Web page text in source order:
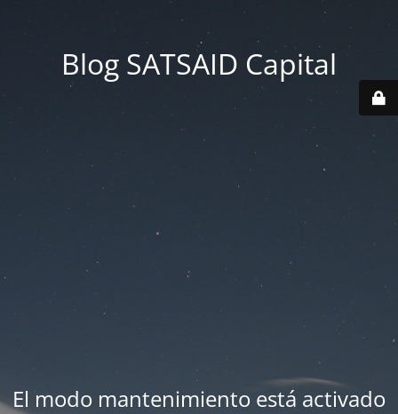
Blog SATSAID Capital
El modo mantenimiento está activado